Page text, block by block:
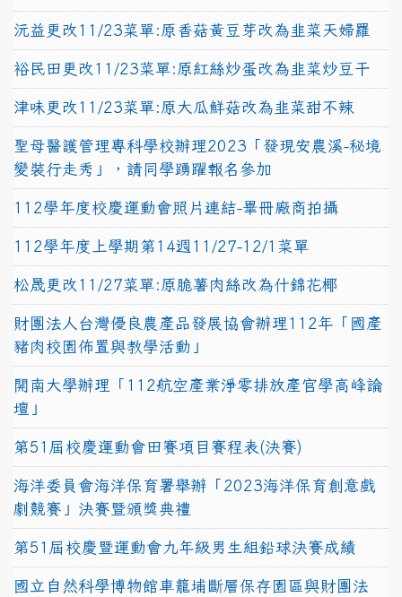
沅益更改11/23菜單:原香菇黃豆芽改為韭菜天婦羅
裕民田更改11/23菜單:原紅絲炒蛋改為韭菜炒豆干
津味更改11/23菜單:原大瓜鮮菇改為韭菜甜不辣
聖母醫護管理專科學校辦理2023「發現安農溪-秘境
變裝行走秀」，請同學踴躍報名參加
112學年度校慶運動會照片連結-畢冊廠商拍攝
112學年度上學期第14週11/27-12/1菜單
松晟更改11/27菜單:原脆薯肉絲改為什錦花椰
財團法人台灣優良農產品發展協會辦理112年「國產
豬肉校園佈置與教學活動」
開南大學辦理「112航空產業淨零排放產官學高峰論
壇」
第51屆校慶運動會田賽項目賽程表(決賽)
海洋委員會海洋保育署舉辦「2023海洋保育創意戲
劇競賽」決賽暨頒獎典禮
第51屆校慶暨運動會九年級男生組鉛球決賽成績
國立自然科學博物館車籠埔斷層保存園區與財團法